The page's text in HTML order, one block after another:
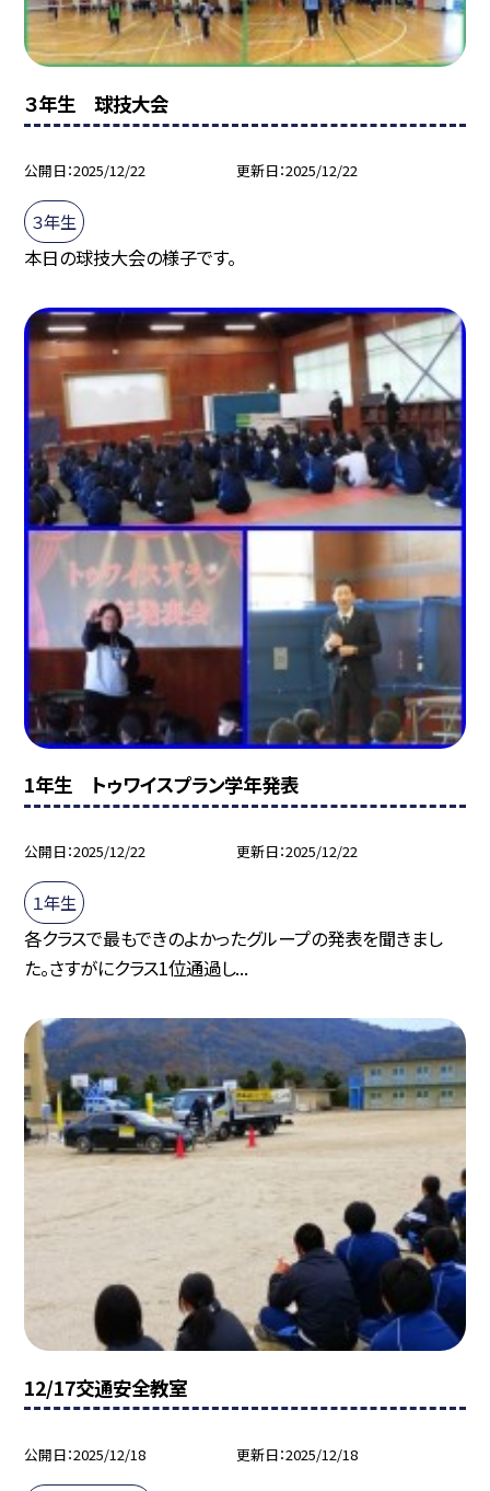
３年生 球技大会
公開日 2025/12/22 更新日 2025/12/22
３年生
本日の球技大会の様子です。
1年生 トゥワイスプラン学年発表
公開日 2025/12/22 更新日 2025/12/22
１年生
各クラスで最もできのよかったグループの発表を聞きまし
た。さすがにクラス1位通過し...
12/17交通安全教室
公開日 2025/12/18 更新日 2025/12/18